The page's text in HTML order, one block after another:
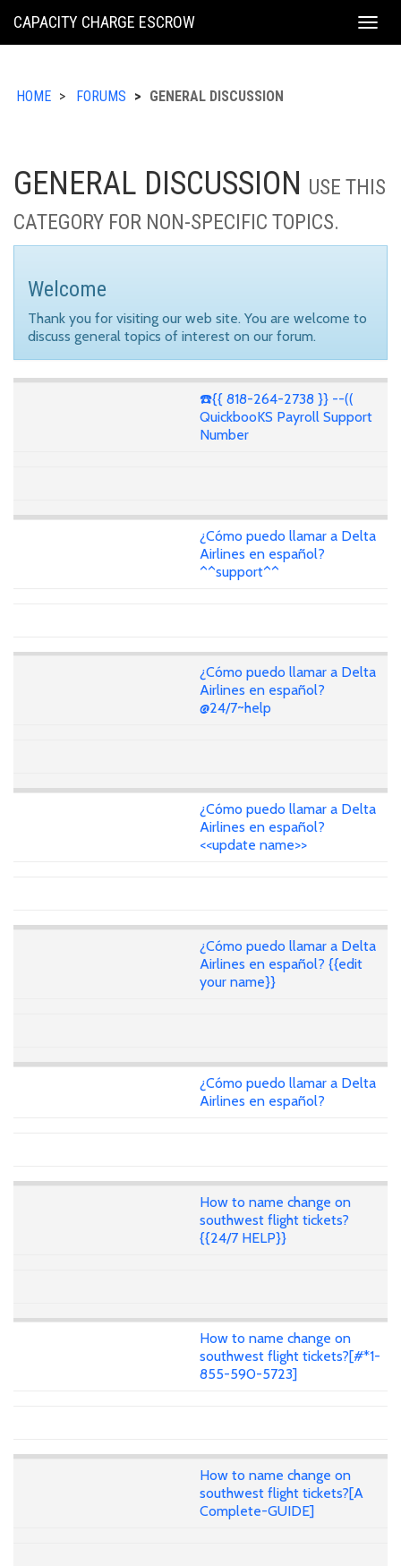
KING
CAPACITY CHARGE ESCROW
HOME FORUMS GENERAL DISCUSSION
GENERAL DISCUSSION USE THIS
CATEGORY FOR NON-SPECIFIC TOPICS.
Welcome
Thank you for visiting our web site. You are welcome to
discuss general topics of interest on our forum.
☎️{{ 818-264-2738 }} --((
QuickbooKS Payroll Support
Number
¿Cómo puedo llamar a Delta
Airlines en español?
^^support^^
¿Cómo puedo llamar a Delta
Airlines en español?
@24/7~help
¿Cómo puedo llamar a Delta
Airlines en español?
<<update name>>
¿Cómo puedo llamar a Delta
Airlines en español? {{edit
your name}}
¿Cómo puedo llamar a Delta
Airlines en español?
How to name change on
southwest flight tickets?
{{24/7 HELP}}
How to name change on
southwest flight tickets?[#*1-
855-590-5723]
How to name change on
southwest flight tickets?[A
Complete-GUIDE]